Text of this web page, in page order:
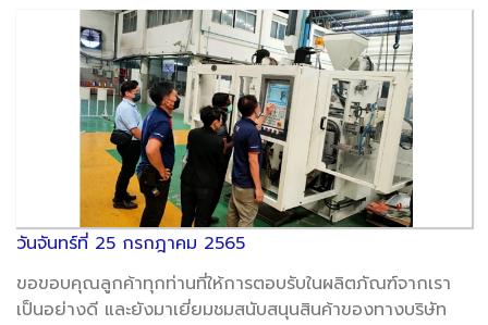
วันจันทร์ที่ 25 กรกฎาคม 2565
ขอขอบคุณลูกค้าทุกท่านที่ให้การตอบรับในผลิตภัณฑ์จากเรา
เป็นอย่างดี และยังมาเยี่ยมชมสนับสนุนสินค้าของทางบริษัท